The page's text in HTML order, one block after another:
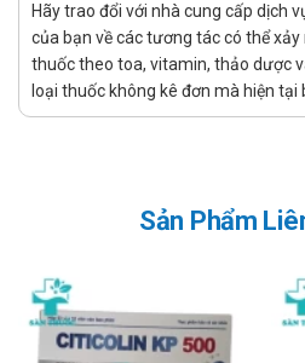
hỏa mất ngủ
Làm sáng da, mờ các vết
Tăng cường hỗ trợ sinh lý do
Người cần tăng cường nội tiết
CordyCollagen
Cách dùng:
Hãy trao đổi với nhà cung cấp dịch
của bạn về các tương tác có thể
thuốc theo toa, vitamin, thảo dược
loại thuốc không kê đơn mà hiện tại
Sản Phẩm